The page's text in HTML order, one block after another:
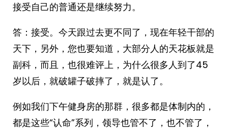
接受自己的普通还是继续努力。
答：接受。今天跟过去更不同了，现在年轻干部的
天下，另外，您也要知道，大部分人的天花板就是
副科，而且，也很难评上，为什么很多人到了45
岁以后，就破罐子破摔了，就是认了。
例如我们下午健身房的那群，很多都是体制内的，
都是这些“认命”系列，领导也管不了，也不管了，